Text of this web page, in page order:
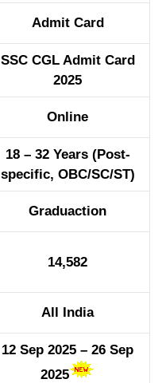
Admit Card
SSC CGL Admit Card
2025
Online
18 – 32 Years (Post-
specific, OBC/SC/ST)
Graduaction
14,582
All India
12 Sep 2025 – 26 Sep
2025